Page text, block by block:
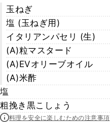
玉ねぎ
塩 (玉ねぎ用)
イタリアンパセリ (生)
(A)粒マスタード
(A)EVオリーブオイル
(A)米酢
塩
粗挽き黒こしょう
料理を安全に楽しむための注意事項